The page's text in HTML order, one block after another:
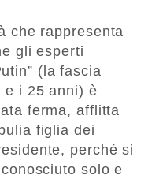
che rappresenta
gli esperti
(la fascia
e i 25 anni) è
ferma, afflitta
figlia dei
perché si
solo e